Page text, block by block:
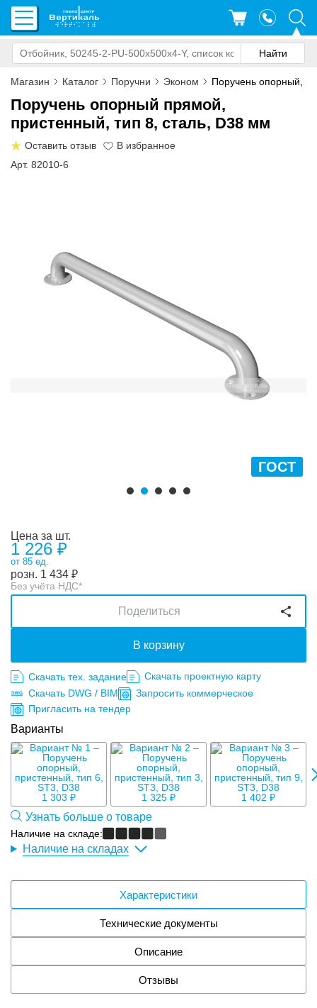
Магазин Каталог Поручни Эконом Поручень опорный,
Поручень опорный прямой,
пристенный, тип 8, сталь, D38 мм
Оставить отзыв
Арт. 82010-6
ГОСТ
Цена за шт.
1 226 ₽
от 85 ед.
розн. 1 434 ₽
Без учёта НДС*
В корзину
Поделиться
Скачать тех. задание
Скачать проектную карту
Скачать DWG / BIM
Запросить коммерческое
Пригласить на тендер
Варианты
1 303 ₽ 1 325 ₽ 1 402 ₽
Узнать больше о товаре
Наличие на складе:
Наличие на складах
Характеристики
Технические документы
Описание
Отзывы